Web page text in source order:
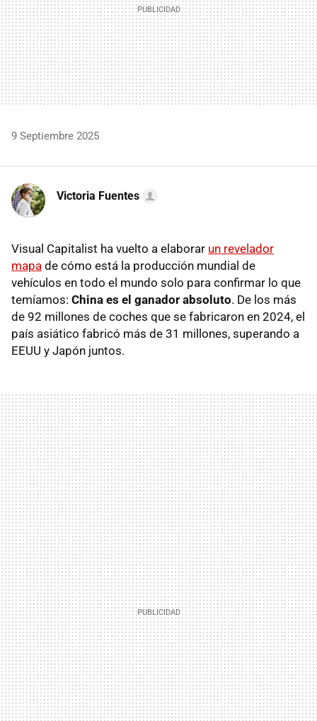
9 Septiembre 2025
Victoria Fuentes
Visual Capitalist ha vuelto a elaborar un revelador
mapa de cómo está la producción mundial de
vehículos en todo el mundo solo para confirmar lo que
temíamos: China es el ganador absoluto. De los más
de 92 millones de coches que se fabricaron en 2024, el
país asiático fabricó más de 31 millones, superando a
EEUU y Japón juntos.